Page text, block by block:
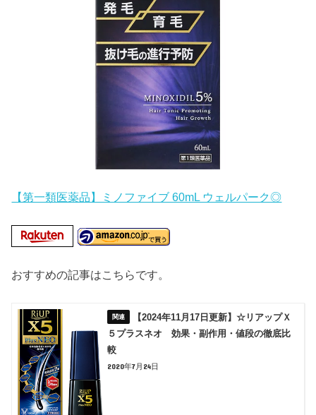
【第一類医薬品】ミノファイブ 60mL ウェルパーク◎
おすすめの記事はこちらです。
【2024年11月17日更新】☆リアップＸ
５プラスネオ 効果・副作用・値段の徹底比
較
2020年7月24日